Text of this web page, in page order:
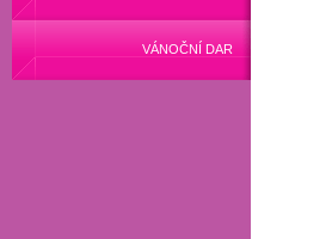
VÁNOČNÍ DAR